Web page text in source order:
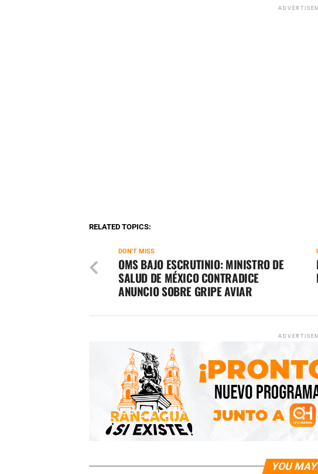
RELATED TOPICS:
DON'T MISS
OMS BAJO ESCRUTINIO: MINISTRO DE
SALUD DE MÉXICO CONTRADICE
ANUNCIO SOBRE GRIPE AVIAR
YOU